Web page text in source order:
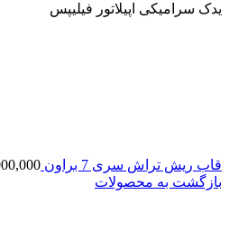
یدک سرامیکی اپیلاتور فیلیپس
قاب ریش تراش سری 7 براون
بازگشت به محصولات